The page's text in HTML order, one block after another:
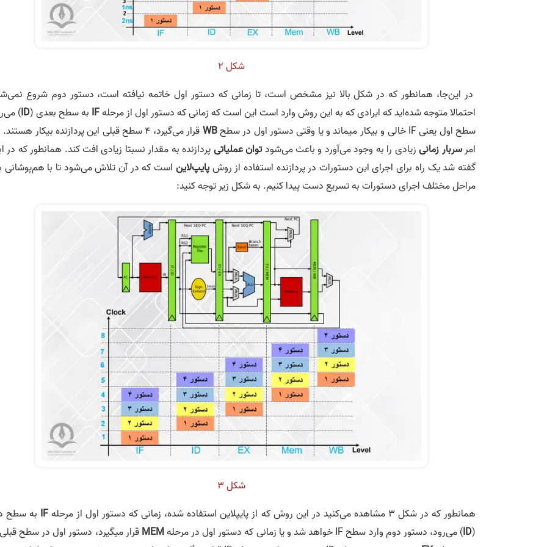
شکل ۲
در این‌جا، همانطور که در شکل بالا نیز مشخص است، تا زمانی که دستور اول خاتمه نیافته است، دستور دوم شروع
احتمالا متوجه شده‌اید که ایرادی که به این روش وارد است این است که زمانی که دستور اول از مرحلهIF به سطح بعدی (ID
)
سطح اول یعنی IF خالی و بیکار میماند و یا وقتی دستور اول در سطح
WB
قرار می‌گیرد، 4 سطح قبلی این پردازنده بیکار
امرسربار زمانیزیادی را به وجود می‌آورد و باعث می‌شودتوان عملیاتیپردازنده به مقدار نسبتا زیادی افت کند. همانطور که در
گفته شد یک راه برای اجرای این دستورات در پردازنده استفاده از روشپایپ‌لاین است که در آن تلاش می‌شود تا با هم‌پوشانی
مراحل مختلف اجرای دستورات به تسریع دست پیدا کنیم. به شکل زیر توجه کنید:
شکل 3
همانطور که در شکل 3 مشاهده می‌کنید در این روش که از پایپلاین استفاده شده، زمانی که دستور اول از مرحله
IF به سطح
(
ID) می‌رود، دستور دوم وارد سطح IF خواهد شد و یا زمانی که دستور اول در مرحله MEMقرار میگیرد، دستور اول در سطح